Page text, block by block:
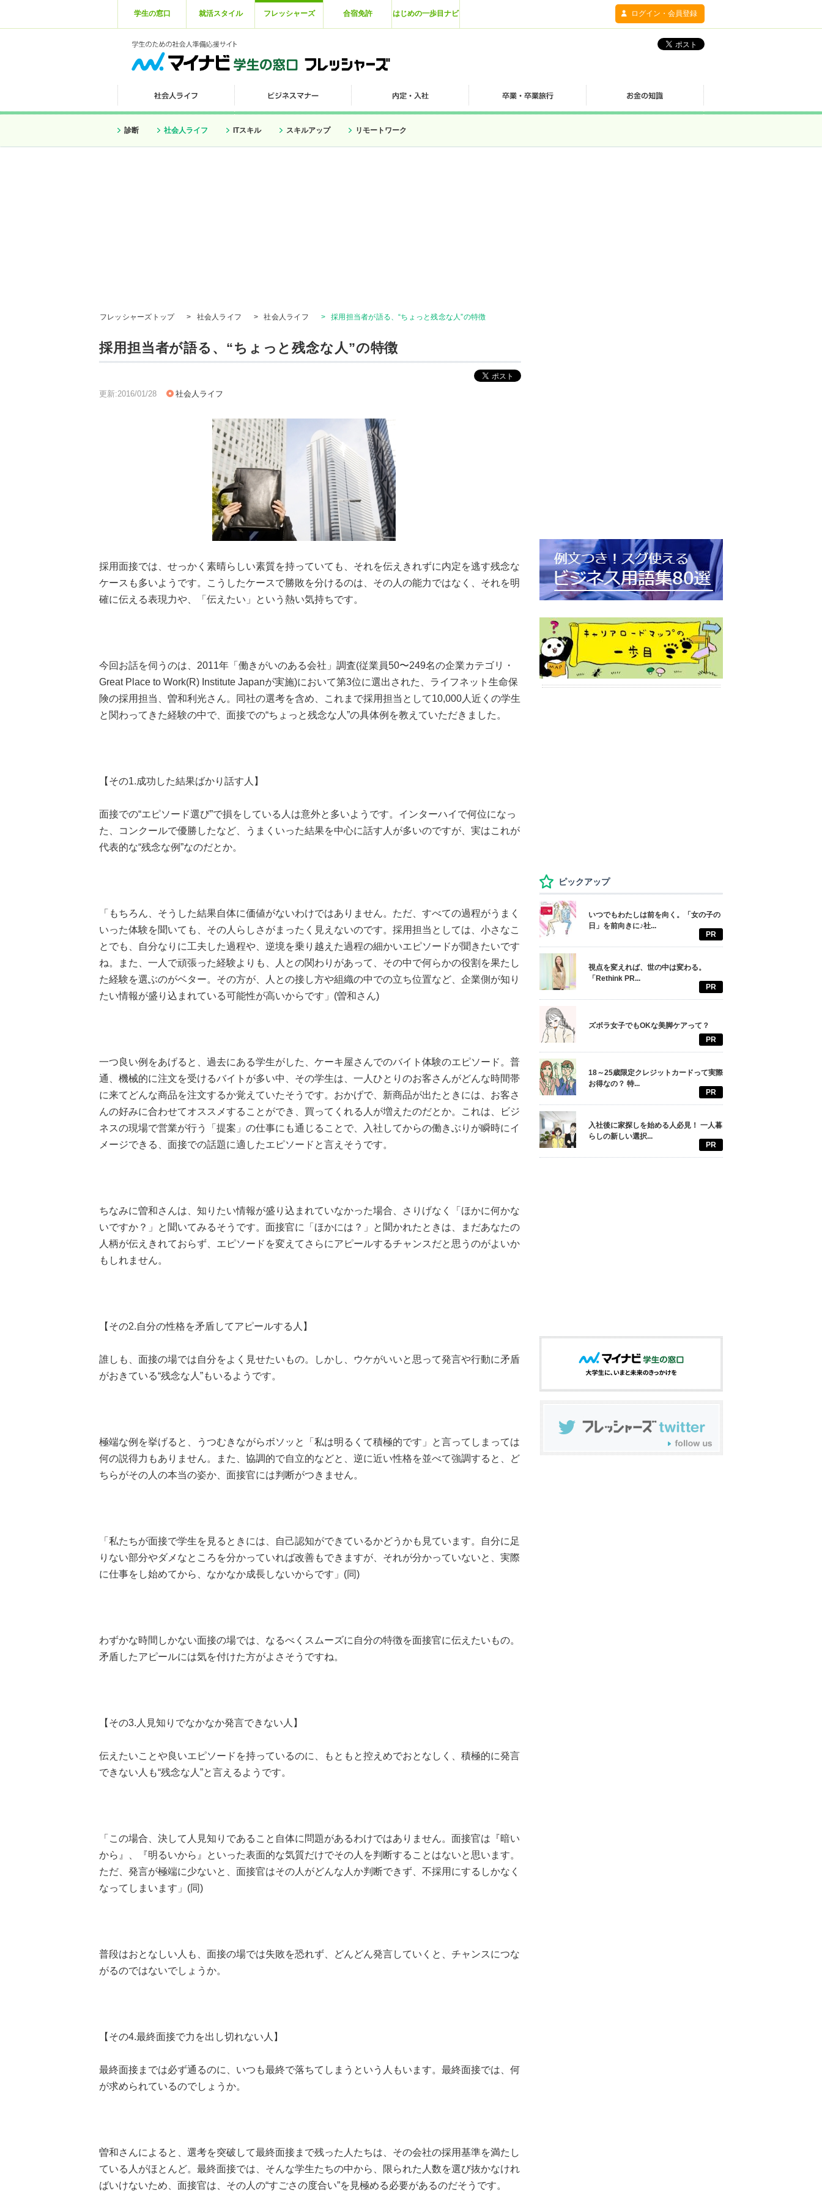
学生の窓口 就活スタイル フレッシャーズ 合宿免許 はじめの一歩目ナビ ログイン・会員登録
診断 社会人ライフ ITスキル スキルアップ リモートワーク
フレッシャーズトップ > 社会人ライフ > 社会人ライフ > 採用担当者が語る、“ちょっと残念な人”の特徴
採用担当者が語る、“ちょっと残念な人”の特徴
更新:2016/01/28 社会人ライフ
採用面接では、せっかく素晴らしい素質を持っていても、それを伝えきれずに内定を逃す残念な
ケースも多いようです。こうしたケースで勝敗を分けるのは、その人の能力ではなく、それを明
確に伝える表現力や、「伝えたい」という熱い気持ちです。
今回お話を伺うのは、2011年「働きがいのある会社」調査(従業員50〜249名の企業カテゴリ・
Great Place to Work(R) Institute Japanが実施)において第3位に選出された、ライフネット生命保
険の採用担当、曽和利光さん。同社の選考を含め、これまで採用担当として10,000人近くの学生
と関わってきた経験の中で、面接での“ちょっと残念な人”の具体例を教えていただきました。
【その1.成功した結果ばかり話す人】
面接での“エピソード選び”で損をしている人は意外と多いようです。インターハイで何位になっ
た、コンクールで優勝したなど、うまくいった結果を中心に話す人が多いのですが、実はこれが
代表的な“残念な例”なのだとか。
「もちろん、そうした結果自体に価値がないわけではありません。ただ、すべての過程がうまく
いった体験を聞いても、その人らしさがまったく見えないのです。採用担当としては、小さなこ
とでも、自分なりに工夫した過程や、逆境を乗り越えた過程の細かいエピソードが聞きたいです
ね。また、一人で頑張った経験よりも、人との関わりがあって、その中で何らかの役割を果たし
た経験を選ぶのがベター。その方が、人との接し方や組織の中での立ち位置など、企業側が知り
たい情報が盛り込まれている可能性が高いからです」(曽和さん)
一つ良い例をあげると、過去にある学生がした、ケーキ屋さんでのバイト体験のエピソード。普
通、機械的に注文を受けるバイトが多い中、その学生は、一人ひとりのお客さんがどんな時間帯
に来てどんな商品を注文するか覚えていたそうです。おかげで、新商品が出たときには、お客さ
んの好みに合わせてオススメすることができ、買ってくれる人が増えたのだとか。これは、ビジ
ネスの現場で営業が行う「提案」の仕事にも通じることで、入社してからの働きぶりが瞬時にイ
メージできる、面接での話題に適したエピソードと言えそうです。
ちなみに曽和さんは、知りたい情報が盛り込まれていなかった場合、さりげなく「ほかに何かな
いですか？」と聞いてみるそうです。面接官に「ほかには？」と聞かれたときは、まだあなたの
人柄が伝えきれておらず、エピソードを変えてさらにアピールするチャンスだと思うのがよいか
もしれません。
【その2.自分の性格を矛盾してアピールする人】
誰しも、面接の場では自分をよく見せたいもの。しかし、ウケがいいと思って発言や行動に矛盾
がおきている“残念な人”もいるようです。
極端な例を挙げると、うつむきながらボソッと「私は明るくて積極的です」と言ってしまっては
何の説得力もありません。また、協調的で自立的などと、逆に近い性格を並べて強調すると、ど
ちらがその人の本当の姿か、面接官には判断がつきません。
「私たちが面接で学生を見るときには、自己認知ができているかどうかも見ています。自分に足
りない部分やダメなところを分かっていれば改善もできますが、それが分かっていないと、実際
に仕事をし始めてから、なかなか成長しないからです」(同)
わずかな時間しかない面接の場では、なるべくスムーズに自分の特徴を面接官に伝えたいもの。
矛盾したアピールには気を付けた方がよさそうですね。
【その3.人見知りでなかなか発言できない人】
伝えたいことや良いエピソードを持っているのに、もともと控えめでおとなしく、積極的に発言
できない人も“残念な人”と言えるようです。
「この場合、決して人見知りであること自体に問題があるわけではありません。面接官は『暗い
から』、『明るいから』といった表面的な気質だけでその人を判断することはないと思います。
ただ、発言が極端に少ないと、面接官はその人がどんな人か判断できず、不採用にするしかなく
なってしまいます」(同)
普段はおとなしい人も、面接の場では失敗を恐れず、どんどん発言していくと、チャンスにつな
がるのではないでしょうか。
【その4.最終面接で力を出し切れない人】
最終面接までは必ず通るのに、いつも最終で落ちてしまうという人もいます。最終面接では、何
が求められているのでしょうか。
曽和さんによると、選考を突破して最終面接まで残った人たちは、その会社の採用基準を満たし
ている人がほとんど。最終面接では、そんな学生たちの中から、限られた人数を選び抜かなけれ
ばいけないため、面接官は、その人の“すごさの度合い”を見極める必要があるのだそうです。
ピックアップ
いつでもわたしは前を向く。「女の子の
日」を前向きに♪社...
PR
視点を変えれば、世の中は変わる。
「Rethink PR...
PR
ズボラ女子でもOKな美脚ケアって？
PR
18～25歳限定クレジットカードって実際
お得なの？ 特...
PR
入社後に家探しを始める人必見！ 一人暮
らしの新しい選択...
PR